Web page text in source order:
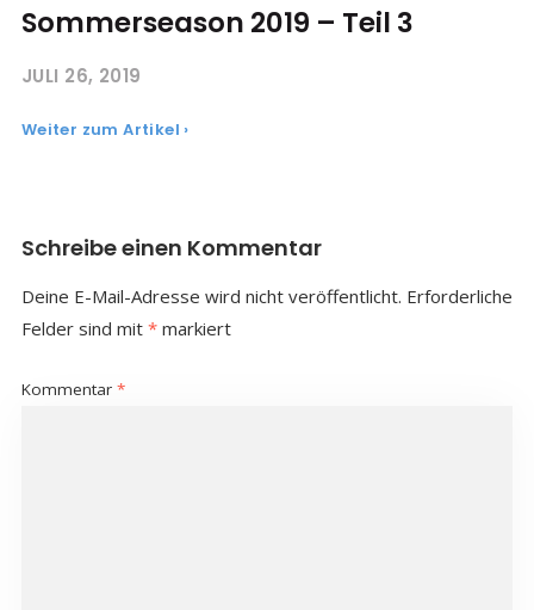
Sommerseason 2019 – Teil 3
JULI 26, 2019
Weiter zum Artikel ›
Schreibe einen Kommentar
Deine E-Mail-Adresse wird nicht veröffentlicht. Erforderliche
Felder sind mit *markiert
Kommentar *